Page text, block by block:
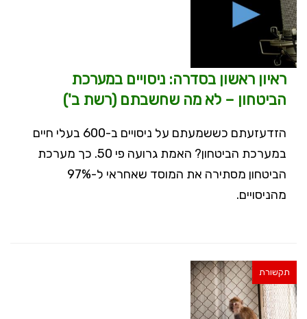
ראיון ראשון בסדרה: ניסויים במערכת
הביטחון – לא מה שחשבתם (רשת ב')
הזדעזעתם כששמעתם על ניסויים ב-600 בעלי חיים
במערכת הביטחון? האמת גרועה פי 50. כך מערכת
הביטחון מסתירה את המוסד שאחראי ל-97%
מהניסויים.
תקשורת